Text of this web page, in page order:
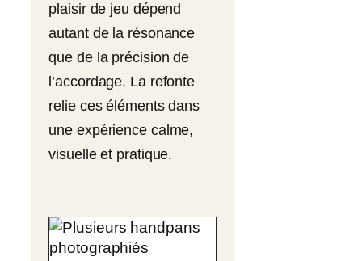
plaisir de jeu dépend
autant de la résonance
que de la précision de
l’accordage. La refonte
relie ces éléments dans
une expérience calme,
visuelle et pratique.